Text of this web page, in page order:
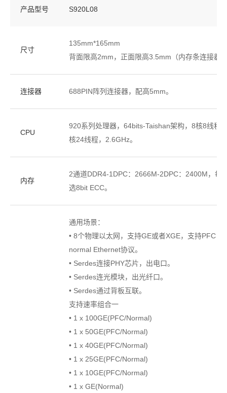
产品型号 S920L08
尺寸
135mm*165mm
背面限高2mm，正面限高3.5mm（内存条连接器
连接器 688PIN阵列连接器，配高5mm。
CPU
920系列处理器，64bits-Taishan架构，8核8线程/
核24线程，2.6GHz。
内存
2通道DDR4-1DPC：2666M-2DPC：2400M，每
选8bit ECC。
通用场景：
• 8个物理以太网，支持GE或者XGE，支持PFC
normal Ethernet协议。
• Serdes连接PHY芯片，出电口。
• Serdes连光模块，出光纤口。
• Serdes通过背板互联。
支持速率组合一
• 1 x 100GE(PFC/Normal)
• 1 x 50GE(PFC/Normal)
• 1 x 40GE(PFC/Normal)
• 1 x 25GE(PFC/Normal)
• 1 x 10GE(PFC/Normal)
• 1 x GE(Normal)